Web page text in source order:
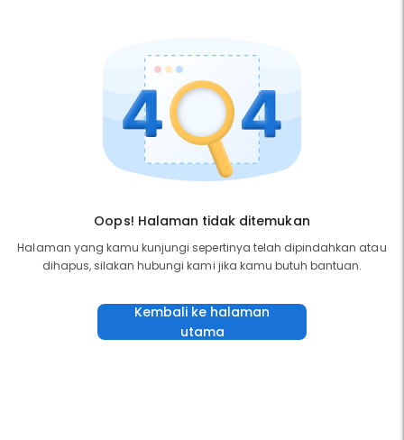
Oops! Halaman tidak ditemukan
Halaman yang kamu kunjungi sepertinya telah dipindahkan atau
dihapus, silakan hubungi kami jika kamu butuh bantuan.
Kembali ke halaman
utama